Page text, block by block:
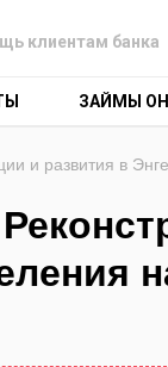
клиентам банка
ЗАЙМЫ
и развития в